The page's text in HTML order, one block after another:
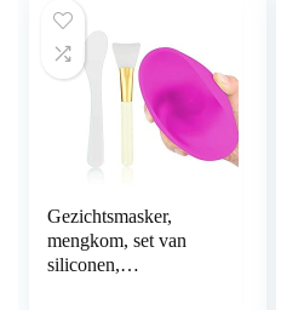
Gezichtsmasker,
mengkom, set van
siliconen,